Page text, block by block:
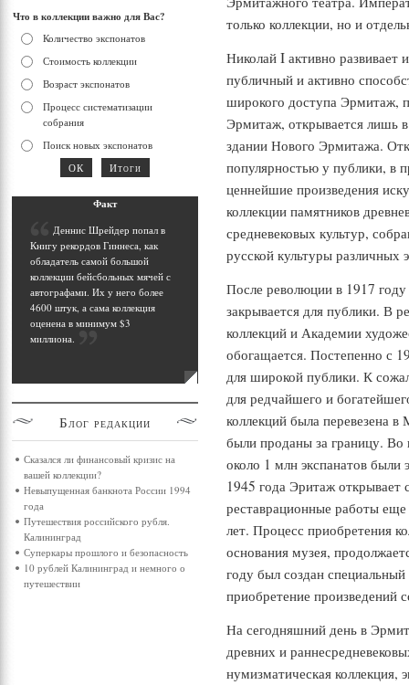
только коллекции, но и
Николай I активно развивает
публичный и активно
широкого доступа Эрмитаж,
Эрмитаж, открывается лишь
здании Нового Эрмитажа.
популярностью у публики, в
ценнейшие произведения
коллекции памятников
средневековых культур,
русской культуры различных
После революции в 1917
закрывается для публики. В
коллекций и Академии
обогащается. Постепенно с
для широкой публики. К
для редчайшего и
коллекций была перевезена
были проданы за границу.
около 1 млн экспанатов
1945 года Эритаж
реставрационные работы
лет. Процесс приобретения
основания музея,
году был создан
приобретение произведений
На сегодняшний день в
древних и
нумизматическая коллекция,
Что в коллекции важно для Вас?
Количество экспонатов
Стоимость коллекции
Возраст экспонатов
Процесс систематизации
собрания
Поиск новых экспонатов
Факт
Деннис Шрейдер попал в
Книгу рекордов Гиннеса, как
обладатель самой большой
коллекции бейсбольных мячей с
автографами. Их у него более
4600 штук, а сама коллекция
оценена в минимум $3
миллиона.
Блог редакции
Сказался ли финансовый кризис на
вашей коллекции?
Невыпущенная банкнота России 1994
года
Путешествия российского рубля.
Калининград
Суперкары прошлого и безопасность
10 рублей Калининград и немного о
путешествии